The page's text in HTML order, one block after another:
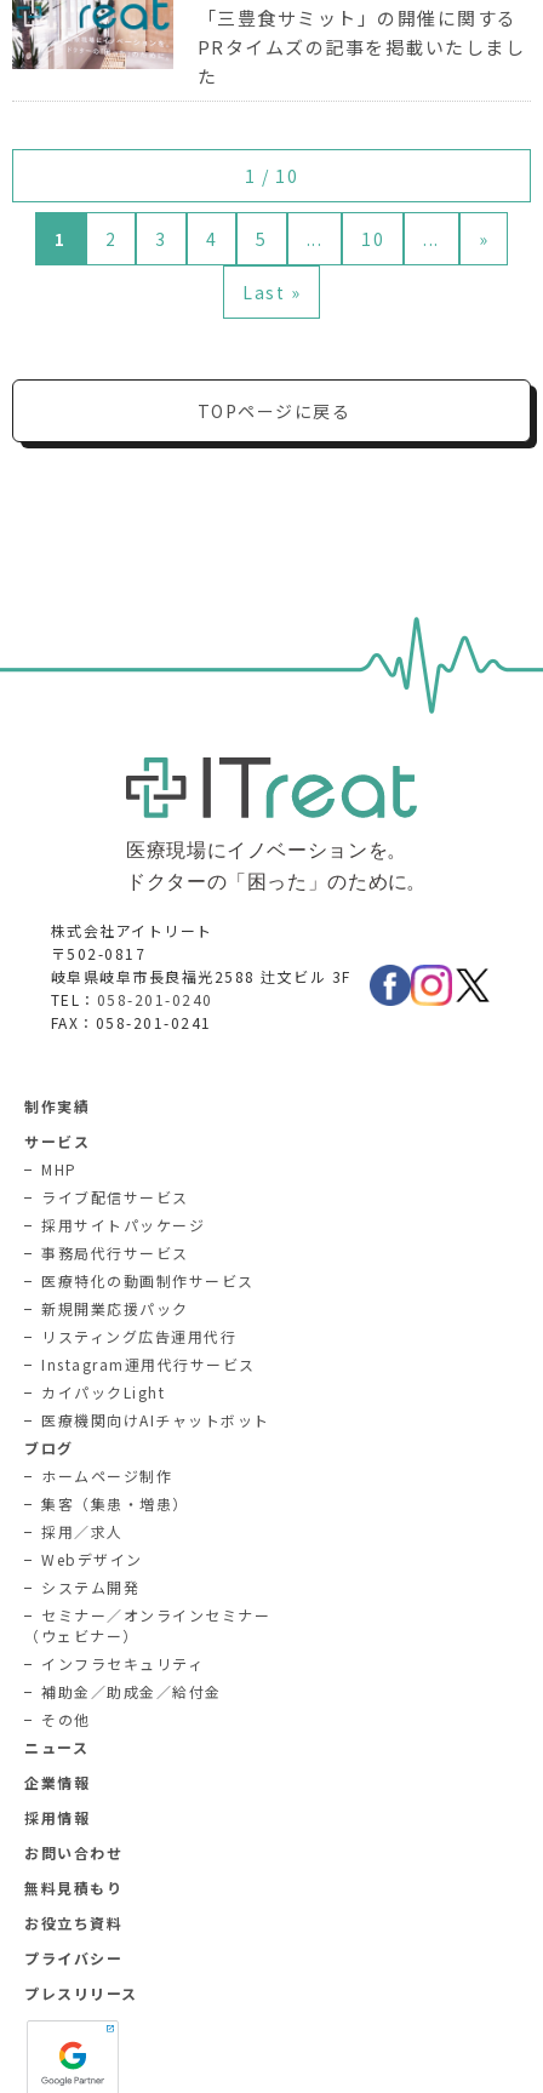
「三豊食サミット」の開催に関する
PRタイムズの記事を掲載いたしまし
た
1 / 10
1 2 3 4 5 ... 10 ... »
Last »
TOPページに戻る
株式会社アイトリート
〒502-0817
岐阜県岐阜市長良福光2588 辻文ビル 3F
TEL： 058-201-0240
FAX：058-201-0241
制作実績
サービス
MHP
ライブ配信サービス
採用サイトパッケージ
事務局代行サービス
医療特化の動画制作サービス
新規開業応援パック
リスティング広告運用代行
Instagram運用代行サービス
カイパックLight
医療機関向けAIチャットボット
ブログ
ホームページ制作
集客（集患・増患）
採用／求人
Webデザイン
システム開発
セミナー／オンラインセミナー
（ウェビナー）
インフラセキュリティ
補助金／助成金／給付金
その他
ニュース
企業情報
採用情報
お問い合わせ
無料見積もり
お役立ち資料
プライバシー
プレスリリース